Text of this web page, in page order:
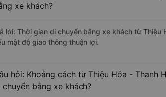
xe khách?
lời: Thời gian di chuyển bằng xe khách từ Thiệu
mật độ giao thông thuận lợi.
hỏi: Khoảng cách từ Thiệu Hóa - Thanh
chuyển bằng xe khách?